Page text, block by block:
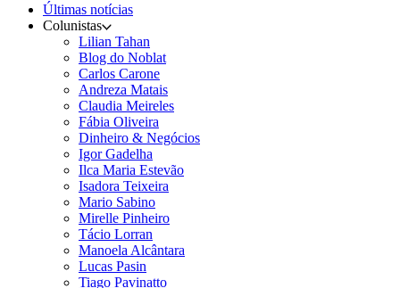
Últimas notícias
Colunistas
Lilian Tahan
Blog do Noblat
Carlos Carone
Andreza Matais
Claudia Meireles
Fábia Oliveira
Dinheiro & Negócios
Igor Gadelha
Ilca Maria Estevão
Isadora Teixeira
Mario Sabino
Mirelle Pinheiro
Tácio Lorran
Manoela Alcântara
Lucas Pasin
Tiago Pavinatto